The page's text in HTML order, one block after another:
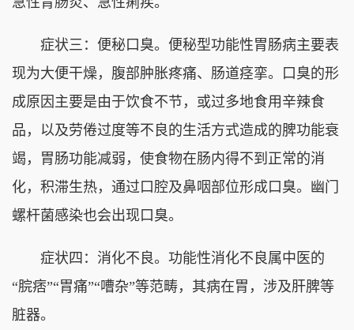
症状三：便秘口臭。便秘型功能性胃肠病主要表
现为大便干燥，腹部肿胀疼痛、肠道痉挛。口臭的形
成原因主要是由于饮食不节，或过多地食用辛辣食
品，以及劳倦过度等不良的生活方式造成的脾功能衰
竭，胃肠功能减弱，使食物在肠内得不到正常的消
化，积滞生热，通过口腔及鼻咽部位形成口臭。幽门
螺杆菌感染也会出现口臭。
症状四：消化不良。功能性消化不良属中医的
“脘痞”“胃痛”“嘈杂”等范畴，其病在胃，涉及肝脾等
脏器。